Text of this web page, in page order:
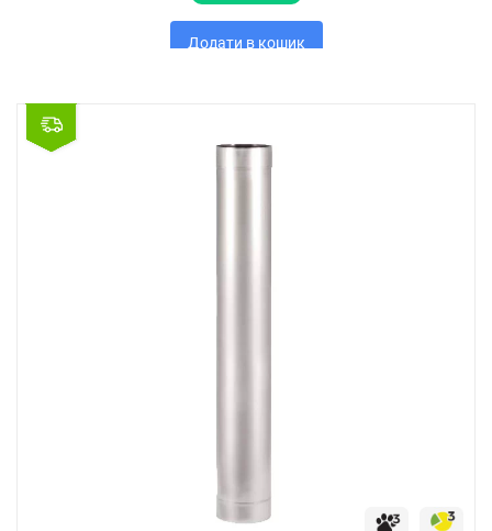
Додати в кошик